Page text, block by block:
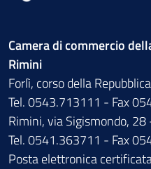
Camera di commercio
Rimini
Forlì, corso della
Tel. 0543.713111 - Fax
Rimini, via Sigismondo,
Tel. 0541.363711 - Fax
Posta elettronica